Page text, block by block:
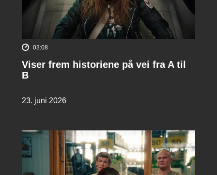
03:08
Viser frem historiene på vei fra A til
B
23. juni 2026